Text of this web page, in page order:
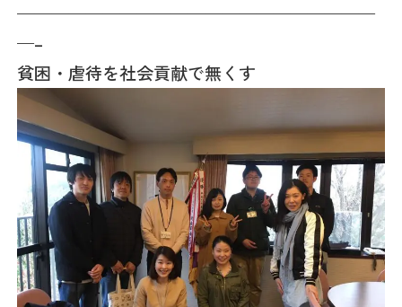
—————————————————————
—–
貧困・虐待を社会貢献で無くす